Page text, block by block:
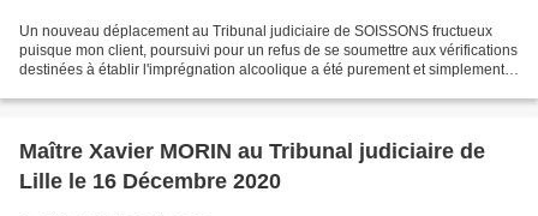
Un nouveau déplacement au Tribunal judiciaire de SOISSONS fructueux
puisque mon client, poursuivi pour un refus de se soumettre aux vérifications
destinées à établir l'imprégnation alcoolique a été purement et simplement
Maître Xavier MORIN au Tribunal judiciaire de
Lille le 16 Décembre 2020